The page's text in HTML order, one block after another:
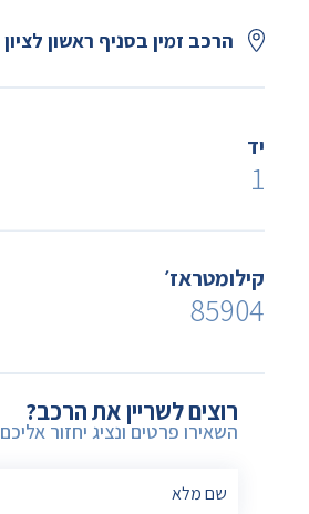
הרכב זמין בסניף ראשון לציון
יד
1
קילומטראז׳
85904
רוצים לשריין את הרכב?
השאירו פרטים ונציג יחזור אליכם